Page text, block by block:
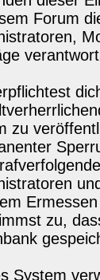
Forum
zu
zu,
System